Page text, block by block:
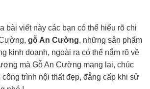
bài viết này các bạn có thể hiểu rõ chi
gỗ An Cường, những sản phẩm
kinh doanh, ngoài ra có thể nắm rõ về
mà Gỗ An Cường mang lại, chúc
trình nội thất đẹp, đẳng cấp khi sử